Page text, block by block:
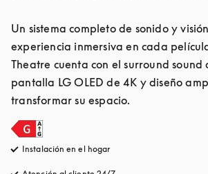
Un sistema completo de sonido y
experiencia inmersiva en cada
Theatre cuenta con el surround sound
pantalla LG OLED de 4K y diseño
transformar su espacio.
Instalación en el hogar